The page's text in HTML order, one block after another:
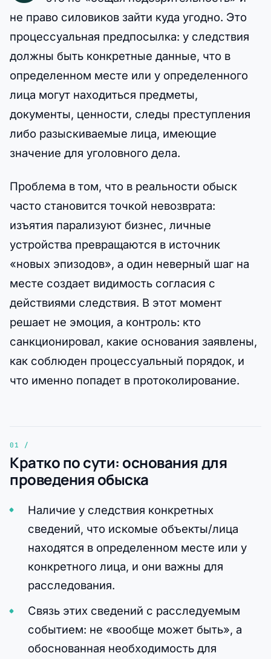
не право силовиков зайти куда угодно. Это
процессуальная предпосылка: у следствия
должны быть конкретные данные, что в
определенном месте или у определенного
лица могут находиться предметы,
документы, ценности, следы преступления
либо разыскиваемые лица, имеющие
значение для уголовного дела.
Проблема в том, что в реальности обыск
часто становится точкой невозврата:
изъятия парализуют бизнес, личные
устройства превращаются в источник
«новых эпизодов», а один неверный шаг на
месте создает видимость согласия с
действиями следствия. В этот момент
решает не эмоция, а контроль: кто
санкционировал, какие основания заявлены,
как соблюден процессуальный порядок, и
что именно попадет в протоколирование.
Кратко по сути: основания для
проведения обыска
Наличие у следствия конкретных
сведений, что искомые объекты/лица
находятся в определенном месте или у
конкретного лица, и они важны для
расследования.
Связь этих сведений с расследуемым
событием: не «вообще может быть», а
обоснованная необходимость для